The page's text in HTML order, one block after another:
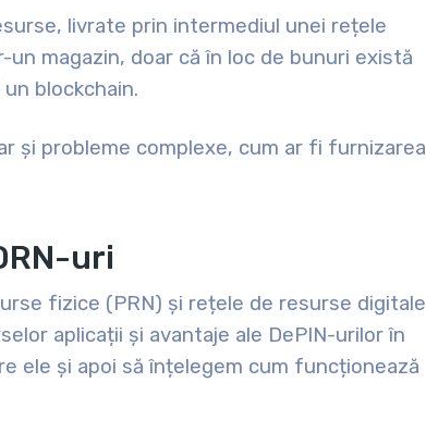
livrate prin intermediul unei rețele
magazin, doar că în loc de bunuri există
blockchain.
și probleme complexe, cum ar fi furnizarea
uri
fizice (PRN) și rețele de resurse digitale
aplicații și avantaje ale DePIN-urilor în
ele și apoi să înțelegem cum funcționează